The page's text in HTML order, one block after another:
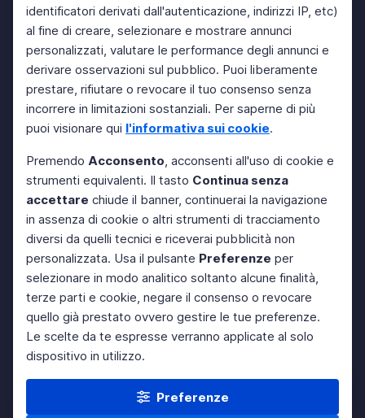
identificatori derivati dall'autenticazione, indirizzi IP, etc)
al fine di creare, selezionare e mostrare annunci
personalizzati, valutare le performance degli annunci e
derivare osservazioni sul pubblico. Puoi liberamente
prestare, rifiutare o revocare il tuo consenso senza
incorrere in limitazioni sostanziali. Per saperne di più
puoi visionare qui l'informativa sui cookie.
Premendo Acconsento, acconsenti all'uso di cookie e
strumenti equivalenti. Il tasto Continua senza
accettare chiude il banner, continuerai la navigazione
in assenza di cookie o altri strumenti di tracciamento
diversi da quelli tecnici e riceverai pubblicità non
personalizzata. Usa il pulsante Preferenze per
selezionare in modo analitico soltanto alcune finalità,
terze parti e cookie, negare il consenso o revocare
quello già prestato ovvero gestire le tue preferenze.
Le scelte da te espresse verranno applicate al solo
dispositivo in utilizzo.
Preferenze